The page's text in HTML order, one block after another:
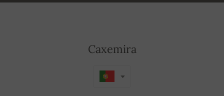
Caxemira